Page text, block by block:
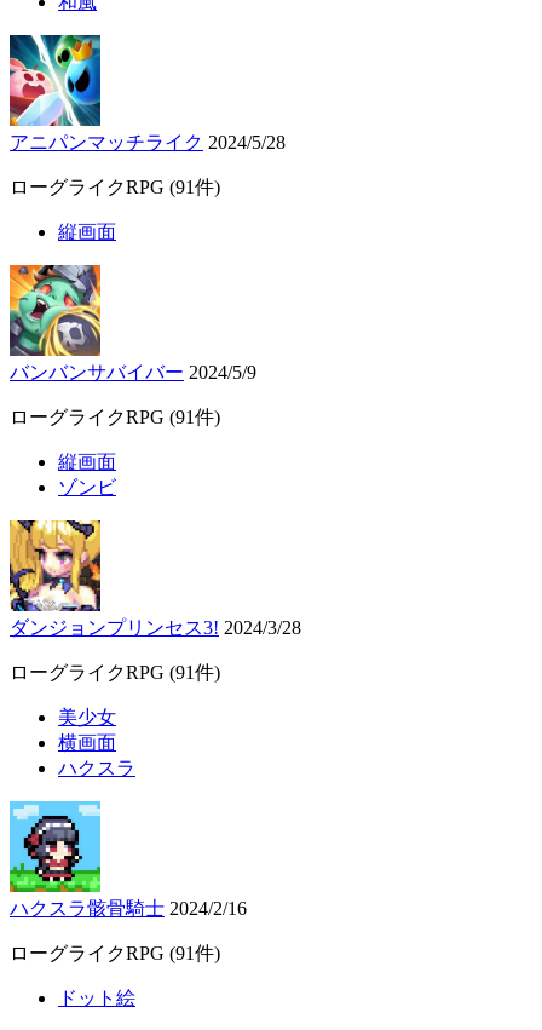
アニパンマッチライク 2024/5/28
ローグライクRPG (91件)
縦画面
バンバンサバイバー 2024/5/9
ローグライクRPG (91件)
縦画面
ゾンビ
ダンジョンプリンセス3! 2024/3/28
ローグライクRPG (91件)
美少女
横画面
ハクスラ
ハクスラ骸骨騎士 2024/2/16
ローグライクRPG (91件)
ドット絵